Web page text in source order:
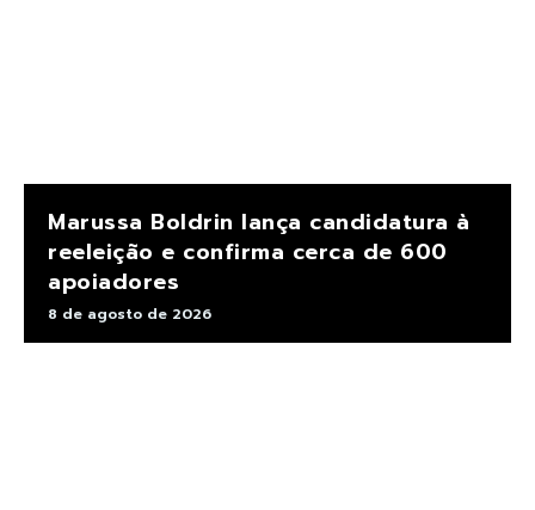
Marussa Boldrin lança candidatura à
reeleição e confirma cerca de 600
apoiadores
8 de agosto de 2026